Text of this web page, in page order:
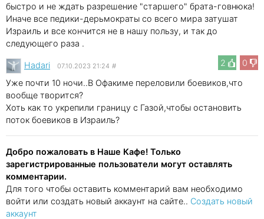
быстро и не ждать разрешение "старшего" брата-говнюка!
Иначе все педики-дерьмократы со всего мира затушат
Израиль и все кончится не в нашу пользу, и так до
следующего раза .
2
0
Hadari 07.10.2023 21:24 #
Уже почти 10 ночи..В Офакиме переловили боевиков,что
вообще творится?
Хоть как то укрепили границу с Газой,чтобы остановить
поток боевиков в Израиль?
Добро пожаловать в Наше Кафе! Только
зарегистрированные пользователи могут оставлять
комментарии.
Для того чтобы оставить комментарий вам необходимо
войти или создать новый аккаунт на сайте.. Создать новый
аккаунт